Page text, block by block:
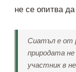
не се опитва
Сиатъл е от
природата не
участник в